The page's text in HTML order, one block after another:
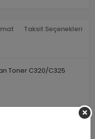
Taksit Seçenekleri
Toner C320/C325